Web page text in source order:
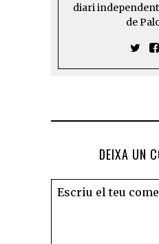
diari
de
DEIXA UN